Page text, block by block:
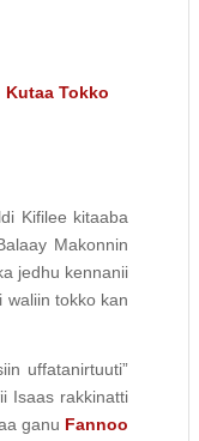
Kutaa Tokko
Kifilee kitaaba
Makonnin
jedhu kennanii
tokko kan
uffatanirtuuti”
Isaas rakkinatti
ganu Fannoo